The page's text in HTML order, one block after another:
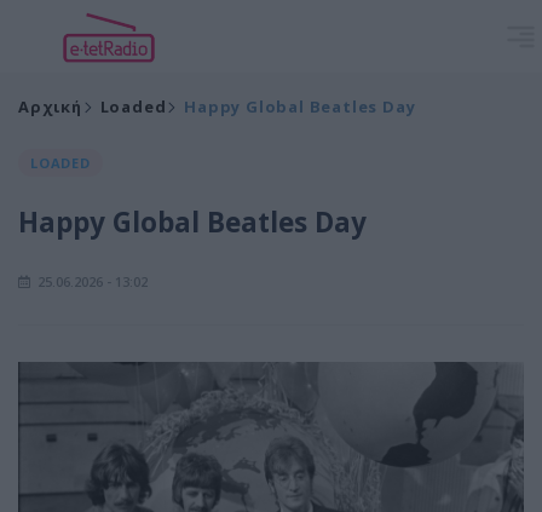
Αρχική Loaded Happy Global Beatles Day
LOADED
Happy Global Beatles Day
25.06.2026 - 13:02